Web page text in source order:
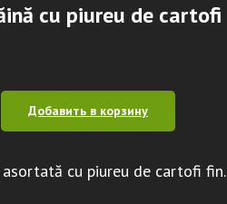
cu piureu de cartofi
Добавить в корзину
cu piureu de cartofi fin.